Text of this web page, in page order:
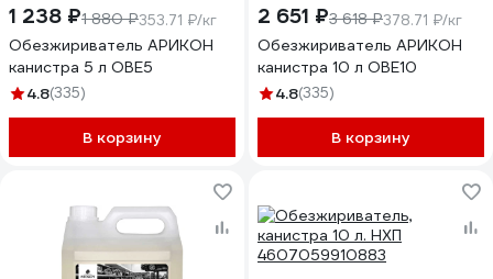
1 238 ₽1 880 ₽353.71 ₽/кг
Обезжириватель АРИКОН
канистра 5 л OBE5
4.8(335)
В корзину
2 651 ₽3 618 ₽378.71 ₽/кг
Обезжириватель АРИКОН
канистра 10 л OBE10
4.8(335)
В корзину